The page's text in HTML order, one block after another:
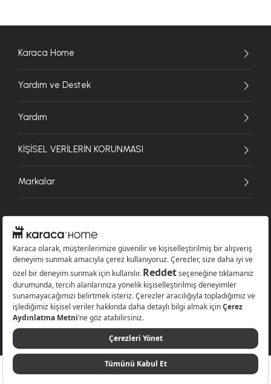
Karaca Home
Yardım ve Destek
Yardım
KİŞİSEL VERİLERİN KORUNMASI
Markalar
© 2026 Karaca Home Collection Tekstil Sanayi ve Ticaret A.Ş. - Tüm hakları
saklıdır.